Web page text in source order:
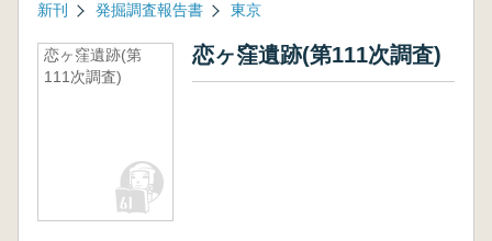
新刊 発掘調査報告書 東京
恋ヶ窪遺跡(第
111次調査)
恋ヶ窪遺跡(第111次調査)